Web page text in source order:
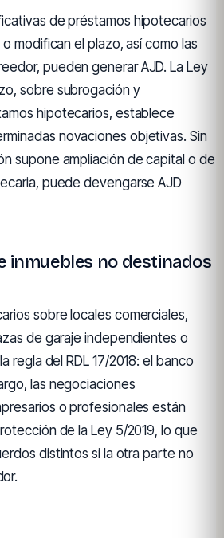
de préstamos hipotecarios
modifican el plazo, así como las
pueden generar AJD. La Ley
sobre subrogación y
hipotecarios, establece
novaciones objetivas. Sin
supone ampliación de capital o de
puede devengarse AJD
inmuebles no destinados
sobre locales comerciales,
de garaje independientes o
regla del RDL 17/2018: el banco
las negociaciones
o profesionales están
de la Ley 5/2019, lo que
distintos si la otra parte no